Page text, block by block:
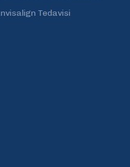
Tedavisi